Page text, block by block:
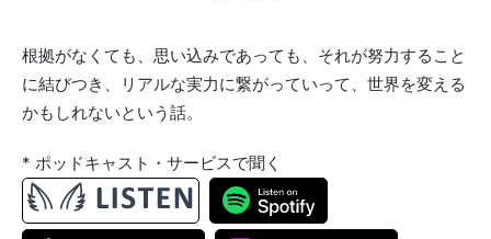
根拠がなくても、思い込みであっても、それが努力すること
に結びつき、リアルな実力に繋がっていって、世界を変える
かもしれないという話。
* ポッドキャスト・サービスで聞く